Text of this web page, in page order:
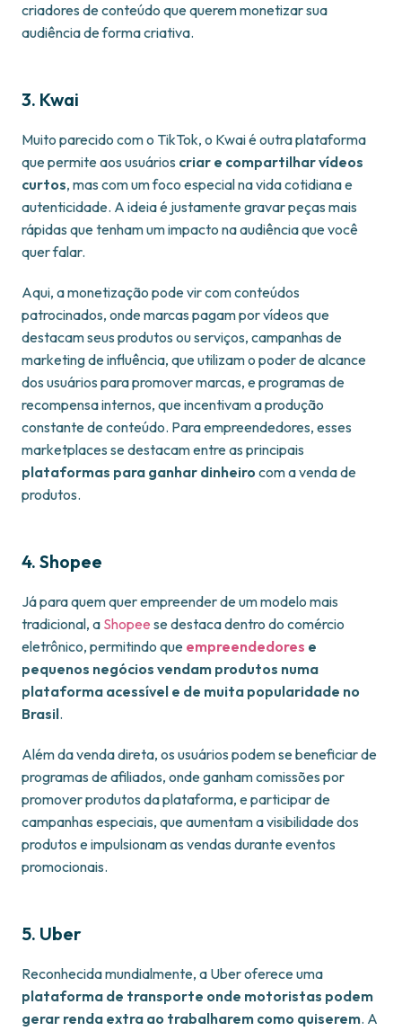
criadores de conteúdo que querem monetizar sua
audiência de forma criativa.
3. Kwai
Muito parecido com o TikTok, o Kwai é outra plataforma
que permite aos usuários criar e compartilhar vídeos
curtos, mas com um foco especial na vida cotidiana e
autenticidade. A ideia é justamente gravar peças mais
rápidas que tenham um impacto na audiência que você
quer falar.
Aqui, a monetização pode vir com conteúdos
patrocinados, onde marcas pagam por vídeos que
destacam seus produtos ou serviços, campanhas de
marketing de influência, que utilizam o poder de alcance
dos usuários para promover marcas, e programas de
recompensa internos, que incentivam a produção
constante de conteúdo. Para empreendedores, esses
marketplaces se destacam entre as principais
plataformas para ganhar dinheiro com a venda de
produtos.
4. Shopee
Já para quem quer empreender de um modelo mais
tradicional, a Shopee se destaca dentro do comércio
eletrônico, permitindo que empreendedores e
pequenos negócios vendam produtos numa
plataforma acessível e de muita popularidade no
Brasil.
Além da venda direta, os usuários podem se beneficiar de
programas de afiliados, onde ganham comissões por
promover produtos da plataforma, e participar de
campanhas especiais, que aumentam a visibilidade dos
produtos e impulsionam as vendas durante eventos
promocionais.
5. Uber
Reconhecida mundialmente, a Uber oferece uma
plataforma de transporte onde motoristas podem
gerar renda extra ao trabalharem como quiserem. A